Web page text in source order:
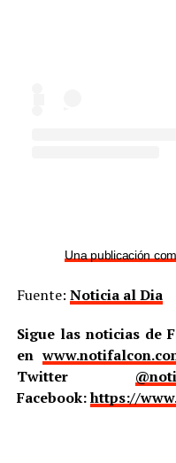
Una publicación
Fuente: Noticia al Dia
Sigue las noticias de
en
Twitter
Facebook:https://